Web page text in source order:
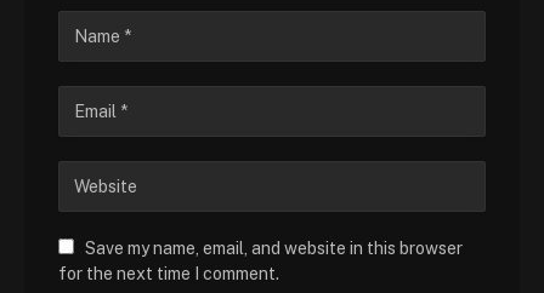
Save my name, email, and website in this browser
for the next time I comment.